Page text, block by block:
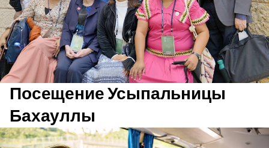
Посещение Усыпальницы
Бахауллы